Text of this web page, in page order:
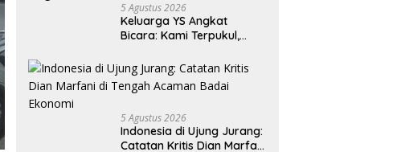
5 Agustus 2026
Keluarga YS Angkat
Bicara: Kami Terpukul,
Ada Klarifikasi
5 Agustus 2026
Indonesia di Ujung Jurang:
Catatan Kritis Dian Marfani